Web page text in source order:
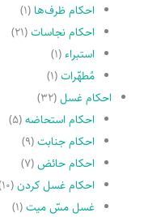
احکام ظرف‌ها(۱)
احکام نجاسات(۲۱)
استبراء(۱)
مُطهّرات(۱)
احکام غسل(۳۲)
احکام استحاضه(۵)
احکام جنابت(۹)
احکام حائض(۷)
احکام غسل کردن(۱۰)
غسل مسّ میت(۱)